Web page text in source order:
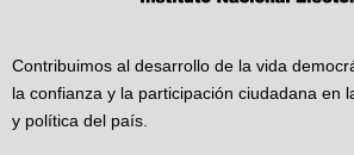
Contribuimos al desarrollo de la vida
la confianza y la participación ciudadana en
y política del país.